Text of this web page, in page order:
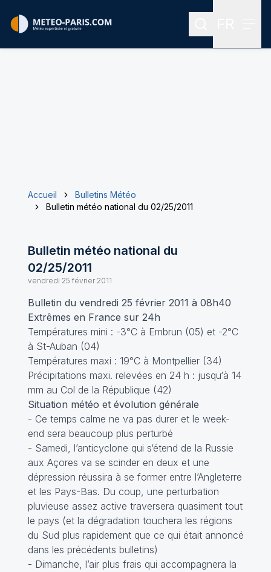
Rechercher
Accueil
Bulletins Météo
Bulletin météo national du 02/25/2011
Bulletin météo national du
02/25/2011
vendredi 25 février 2011
Bulletin du vendredi 25 février 2011 à 08h40
Extrêmes en France sur 24h
Températures mini : -3°C à Embrun (05) et -2°C
à St-Auban (04)
Températures maxi : 19°C à Montpellier (34)
Précipitations maxi. relevées en 24 h : jusqu‘à 14
mm au Col de la République (42)
Situation météo et évolution générale
- Ce temps calme ne va pas durer et le week-
end sera beaucoup plus perturbé
- Samedi, l’anticyclone qui s‘étend de la Russie
aux Açores va se scinder en deux et une
dépression réussira à se former entre l’Angleterre
et les Pays-Bas. Du coup, une perturbation
pluvieuse assez active traversera quasiment tout
le pays (et la dégradation touchera les régions
du Sud plus rapidement que ce qui était annoncé
dans les précédents bulletins)
- Dimanche, l’air plus frais qui accompagnera la